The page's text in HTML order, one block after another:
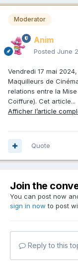
Moderator
Anim
Posted June
Vendredi 17 mai
Maquilleurs de
relations entre la
Coiffure). Cet article...
Afficher l’article
Quote
Join the
You can post now
sign in now to post
Reply to this